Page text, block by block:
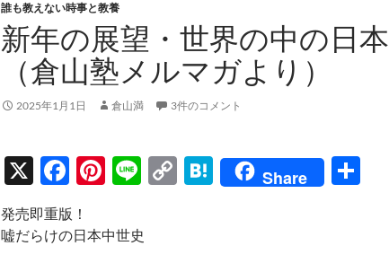
誰も教えない時事と教養
新年の展望・世界の中の日本
（倉山塾メルマガより）
2025年1月1日 倉山満 3件のコメント
X
F
ac
e
Pi
er
Li
e
C
H
at
Share
発売即重版！
嘘だらけの日本中世史